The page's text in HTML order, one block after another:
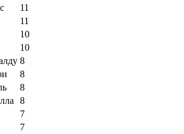
11
11
10
10
8
8
8
8
7
7